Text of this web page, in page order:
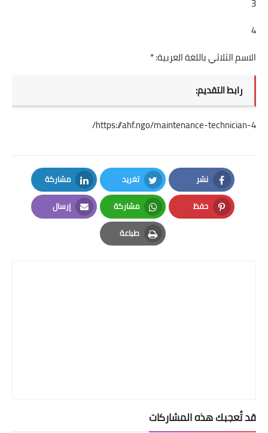
4
الاسم الثلاثي باللغة العربية: *
رابط التقديم:
https://ahf.ngo/maintenance-technician-4/
نشر
Facebook
تغريد
Twitter
مشاركة
LinkedIn
حفظ
Pinterest
مشاركة
Whatsapp
إرسال
Email
طباعة
Print
قد تُعجبك هذه المشاركات